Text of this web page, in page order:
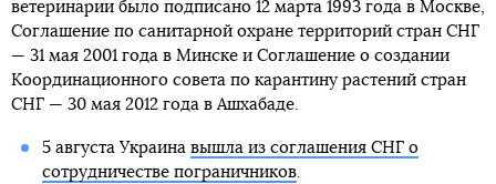
ветеринарии было подписано 12 марта 1993 года в Москве,
Соглашение по санитарной охране территорий стран СНГ
— 31 мая 2001 года в Минске и Соглашение о создании
Координационного совета по карантину растений стран
СНГ — 30 мая 2012 года в Ашхабаде.
5 августа Украина вышла из соглашения СНГ о
сотрудничестве пограничников.